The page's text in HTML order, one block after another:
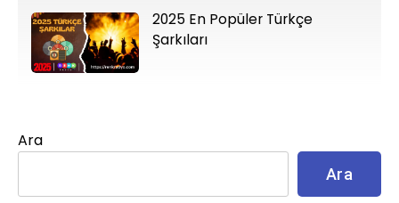
2025 En Popüler Türkçe
Şarkıları
Ara
Ara